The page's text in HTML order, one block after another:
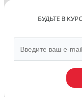
БУДЬТЕ В